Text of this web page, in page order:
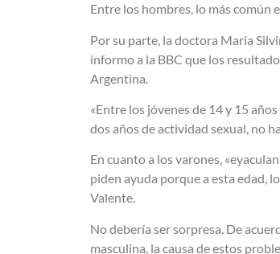
Entre los hombres, lo más común
Por su parte, la doctora María
informo a la BBC que los
Argentina.
«Entre los jóvenes de 14 y 15
dos años de actividad sexual, no
En cuanto a los varones,
piden ayuda porque a esta edad,
Valente.
No debería ser sorpresa. De
masculina, la causa de estos